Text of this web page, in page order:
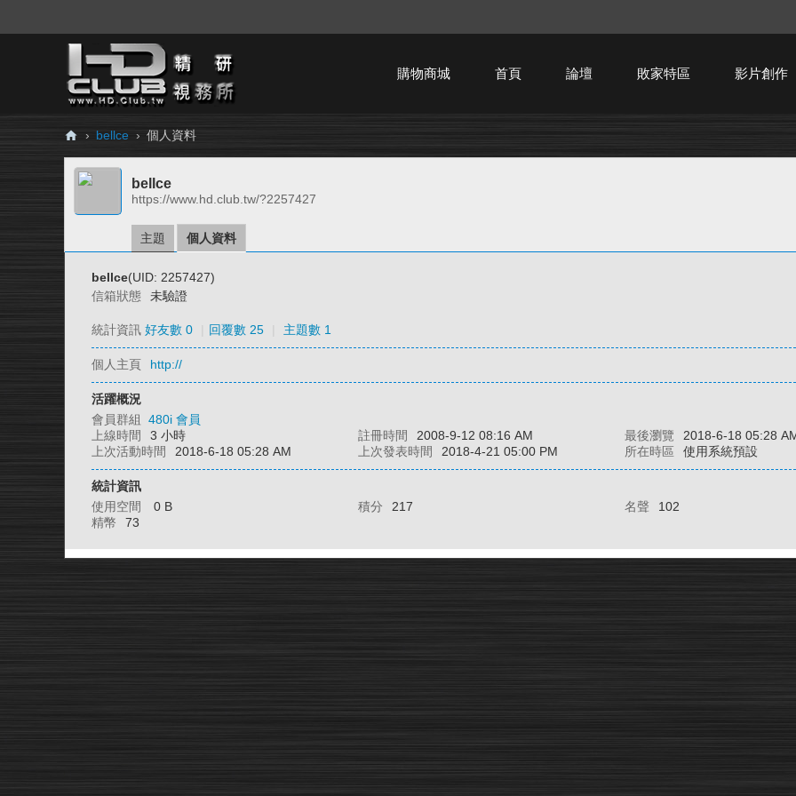
購物商城 首頁 論壇 敗家特區 影片創作
H
Cl
› bellce › 個人資料
bellce
https://www.hd.club.tw/?2257427
主題 個人資料
bellce(UID: 2257427)
信箱狀態
未驗證
統計資訊 好友數 0 回覆數 25 主題數 1
個人主頁 http://
活躍概況
會員群組 480i 會員
上線時間
3 小時 註冊時間 2008-9-12 08:16 AM 最後瀏覽
2018-6-18 05:28
上次活動時間
2018-6-18 05:28 AM 上次發表時間 2018-4-21 05:00 PM 所在時區 使用系統預設
統計資訊
使用空間
0 B 積分 217 名聲
102
精幣
73